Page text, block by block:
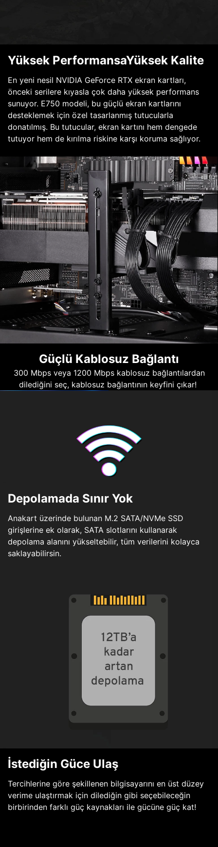
Yüksek PerformansaYüksek Kalite
En yeni nesil NVIDIA GeForce RTX ekran kartları,
önceki serilere kıyasla çok daha yüksek performans
sunuyor. E750 modeli, bu güçlü ekran kartlarını
desteklemek için özel tasarlanmış tutucularla
donatılmış. Bu tutucular, ekran kartını hem dengede
tutuyor hem de kırılma riskine karşı koruma sağlıyor.
Güçlü Kablosuz Bağlantı
300 Mbps veya 1200 Mbps kablosuz bağlantılardan
dilediğini seç, kablosuz bağlantının keyfini çıkar!
Depolamada Sınır Yok
Anakart üzerinde bulunan M.2 SATA/NVMe SSD
girişlerine ek olarak, SATA slotlarını kullanarak
depolama alanını yükseltebilir, tüm verilerini kolayca
saklayabilirsin.
İstediğin Güce Ulaş
Tercihlerine göre şekillenen bilgisayarını en üst düzey
verime ulaştırmak için dilediğin gibi seçebileceğin
birbirinden farklı güç kaynakları ile gücüne güç kat!